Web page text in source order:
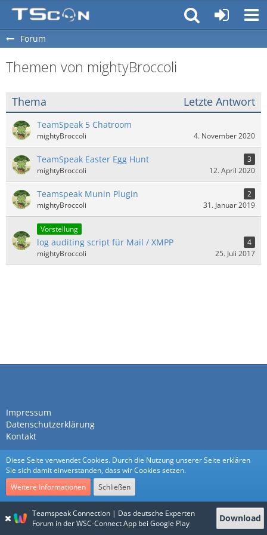
Forum
Themen von mightyBroccoli
Thema Letzte Antwort
TeamSpeak 5 Chatroom
mightyBroccoli 4. November 2020
TeamSpeak Easter Egg Hunt
3
mightyBroccoli
12. April 2020
Teamspeak Munin Plugin
2
mightyBroccoli
31. Januar 2019
Vorstellung
log auditing script für Mail / XMPP
4
mightyBroccoli
25. Juli 2017
Impressum
Datenschutzerklärung
Kontakt
Community-Software:WoltLab Suite™
Stil:Nexusvoncls-design
Teamspeak Connection | Das deutsche Experten
Forum in der WSC-Connect App bei Google Play
Download
Diese Seite verwendet Cookies. Durch die Nutzung unserer Seite erklären
Sie sich damit einverstanden, dass wir Cookies setzen.
Weitere Informationen
Schließen